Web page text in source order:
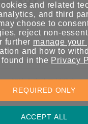
解決方案的最新消息。
將您的電子郵件提供給任何
and related
and third
choose to
reject non-
further manage your
and how to
in the Privacy
ACCEPT ALL
REQUIRED ONLY